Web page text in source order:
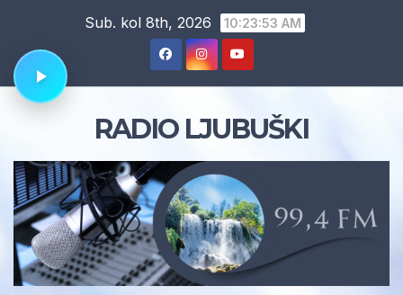
content
Sub. kol 8th, 2026 10:23:54 AM
RADIO LJUBUŠKI